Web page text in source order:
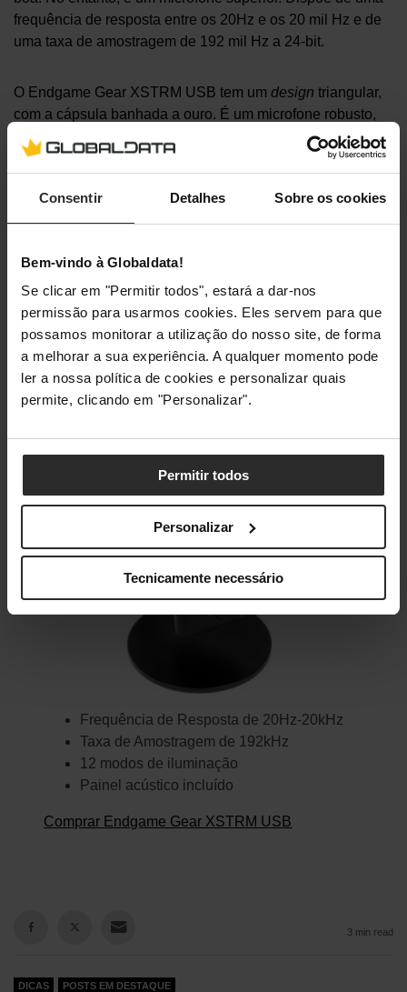
Consentir Detalhes Sobre os cookies
Bem-vindo à Globaldata!
Se clicar em "Permitir todos", estará a dar-nos
permissão para usarmos cookies. Eles servem para que
possamos monitorar a utilização do nosso site, de forma
a melhorar a sua experiência. A qualquer momento pode
ler a nossa política de cookies e personalizar quais
permite, clicando em "Personalizar".
Permitir todos
Personalizar
Tecnicamente necessário
frequência de resposta entre os 20Hz e os 20 mil Hz e de
uma taxa de amostragem de 192 mil Hz a 24-bit.
O Endgame Gear XSTRM USB tem um design triangular,
com a cápsula banhada a ouro. É um microfone robusto,
fabricado com materiais de grande qualidade, o que
garante uma excelente durabilidade. Destaca-se pela sua
modos sem necessidade desoftware
Frequência de Resposta de 20Hz-20kHz
Taxa de Amostragem de 192kHz
12 modos de iluminação
Painel acústico incluído
Comprar Endgame Gear XSTRM USB
3 min read
DICAS POSTS EM DESTAQUE